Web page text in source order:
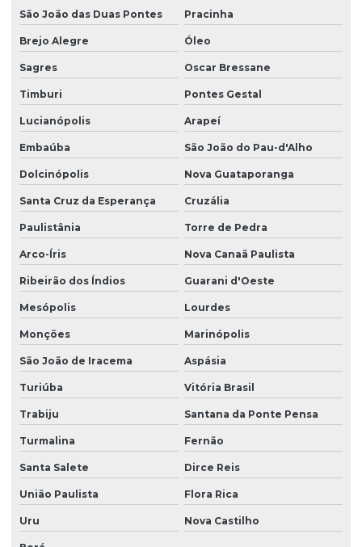
São João das Duas Pontes Pracinha
Brejo Alegre Óleo
Sagres Oscar Bressane
Timburi Pontes Gestal
Lucianópolis Arapeí
Embaúba São João do Pau-d'Alho
Dolcinópolis Nova Guataporanga
Santa Cruz da Esperança Cruzália
Paulistânia Torre de Pedra
Arco-Íris Nova Canaã Paulista
Ribeirão dos Índios Guarani d'Oeste
Mesópolis Lourdes
Monções Marinópolis
São João de Iracema Aspásia
Turiúba Vitória Brasil
Trabiju Santana da Ponte Pensa
Turmalina Fernão
Santa Salete Dirce Reis
União Paulista Flora Rica
Uru Nova Castilho